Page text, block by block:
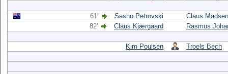
61' Sasho Petrovski
Claus Madsen
82'
Claus Kjærgaard Rasmus
Kim Poulsen Troels Bech